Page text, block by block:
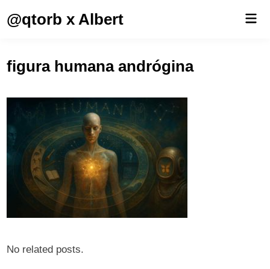
@qtorb x Albert
figura humana andrógina
No related posts.